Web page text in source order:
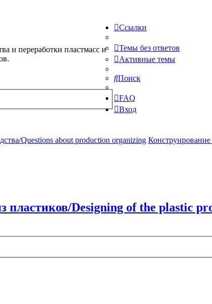
и переработки пластмасс и
Ссылки
Темы без ответов
Активные темы
Поиск
FAQ
Вход
Questions about production organizing
пластиков/Designing of the plastic